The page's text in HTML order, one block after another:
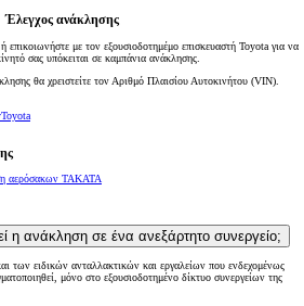
Έλεγχος ανάκλησης
επικοιωνήστε με τον εξουσιοδοτημέμο επισκευαστή Toyota για να
σας υπόκειται σε καμπάνια ανάκλησης.
θα χρειστείτε τον Αριθμό Πλαισίου Αυτοκινήτου (VIN).
αερόσακων ΤΑΚΑΤΑ
η ανάκληση σε ένα ανεξάρτητο συνεργείο;
των ειδικών ανταλλακτικών και εργαλείων που ενδεχομένως
μόνο στο εξουσιοδοτημένο δίκτυο συνεργείων της